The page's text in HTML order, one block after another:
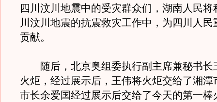
四川汶川地震中的受灾群众们，湖南人民将
川汶川地震的抗震救灾工作中，为四川人民
贡献。
随后，北京奥组委执行副主席兼秘书长
火炬，经过展示后，王伟将火炬交给了湘潭
市长余爱国经过展示后交给了今天的第一棒